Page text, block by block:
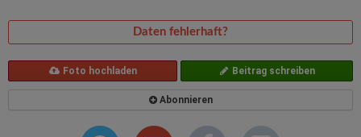
Daten fehlerhaft?
Foto hochladen Beitrag schreiben
Abonnieren